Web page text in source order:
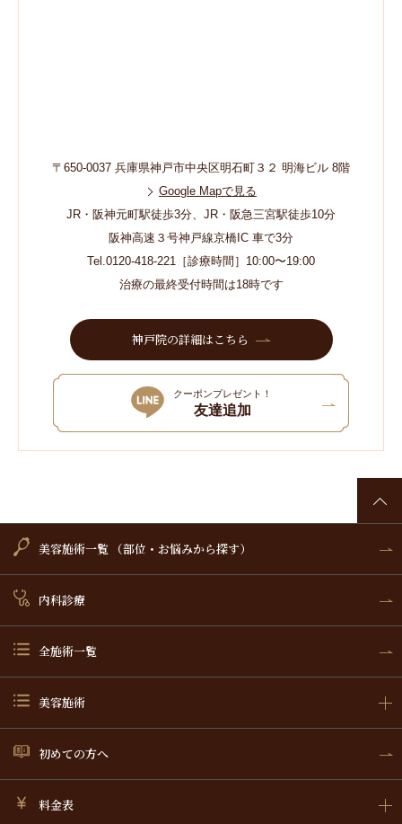
〒650-0037 兵庫県神戸市中央区明石町３２ 明海ビル 8階
Google Mapで見る
JR・阪神元町駅徒歩3分、JR・阪急三宮駅徒歩10分
阪神高速３号神戸線京橋IC 車で3分
Tel.0120-418-221［診療時間］10:00〜19:00
治療の最終受付時間は18時です
神戸院の詳細はこちら
クーポンプレゼント！
友達追加
美容施術一覧 （部位・お悩みから探す）
内科診療
全施術一覧
美容施術
初めての方へ
料金表